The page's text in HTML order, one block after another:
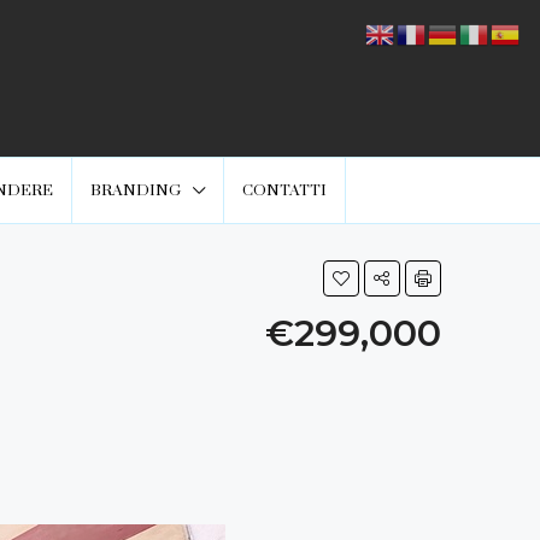
BRANDING CONTATTI
€299,000